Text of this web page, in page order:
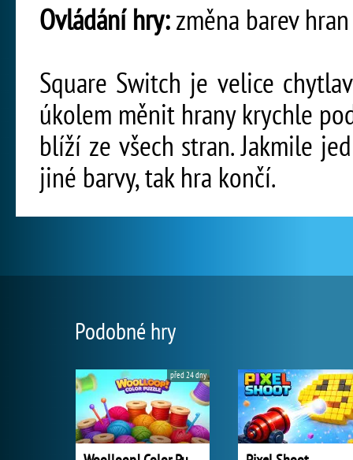
Ovládání hry:změna barev
Square Switch je velice
úkolem měnit hrany krychle
blíží ze všech stran. Jakmile
jiné barvy, tak hra končí.
Podobné hry
před 24 dny